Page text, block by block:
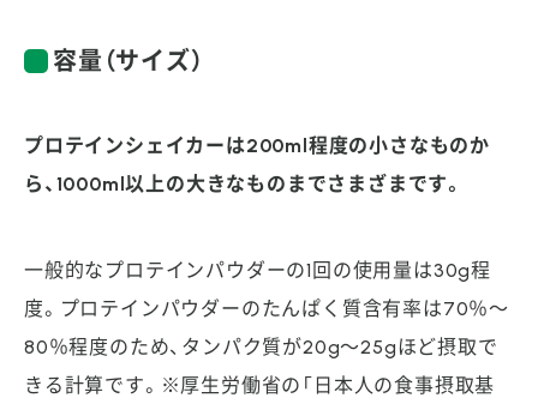
容量（サイズ）
プロテインシェイカーは200ml程度の小さなものか
ら、1000ml以上の大きなものまでさまざまです。
一般的なプロテインパウダーの1回の使用量は30g程
度。プロテインパウダーのたんぱく質含有率は70％～
80％程度のため、タンパク質が20g～25gほど摂取で
きる計算です。※厚生労働省の「日本人の食事摂取基